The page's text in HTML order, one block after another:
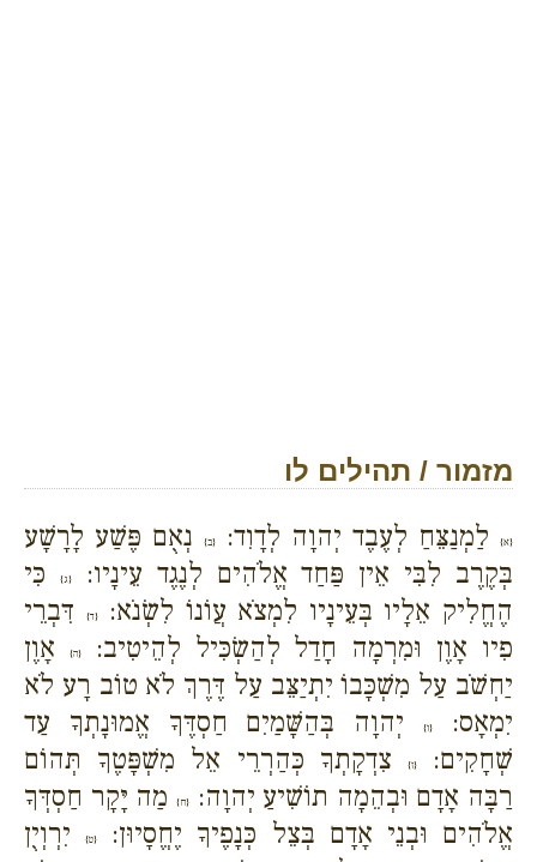
מזמור / תהילים לו
{א} לַמְנַצֵּחַ לְעֶבֶד יְהוָה לְדָוִד: {ב}
נְאֻם פֶּשַׁע לָרָשָׁע
בְּקֶרֶב לִבִּי אֵין פַּחַד אֱלֹהִים לְנֶגֶד עֵינָיו:{ג}
כִּי
הֶחֱלִיק אֵלָיו בְּעֵינָיו לִמְצֹא עֲוֹנוֹ לִשְׂנֹא:{ד}
דִּבְרֵי
פִיו אָוֶן וּמִרְמָה חָדַל לְהַשְׂכִּיל לְהֵיטִיב:{ה}
אָוֶן
יַחְשֹׁב עַל מִשְׁכָּבוֹ יִתְיַצֵּב עַל דֶּרֶךְ לֹא טוֹב רָע לֹא
יִמְאָס:
{ו}יְהוָה בְּהַשָּׁמַיִם חַסְדֶּךָ אֱמוּנָתְךָ עַד
שְׁחָקִים:{ז}
צִדְקָתְךָ כְּהַרְרֵי אֵל מִשְׁפָּטֶךָ תְּהוֹם
רַבָּה אָדָם וּבְהֵמָה תוֹשִׁיעַ יְהוָה:{ח}
מַה יָּקָר חַסְדְּךָ
אֱלֹהִים וּבְנֵי אָדָם בְּצֵל כְּנָפֶיךָ יֶחֱסָיוּן:
{ט}יִרְוְיֻן